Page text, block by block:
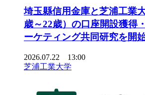
埼玉縣信用金庫と芝浦工業
歳～22歳）の口座開設獲得
ーケティング共同研究を開
2026.07.22 13:00
芝浦工業大学